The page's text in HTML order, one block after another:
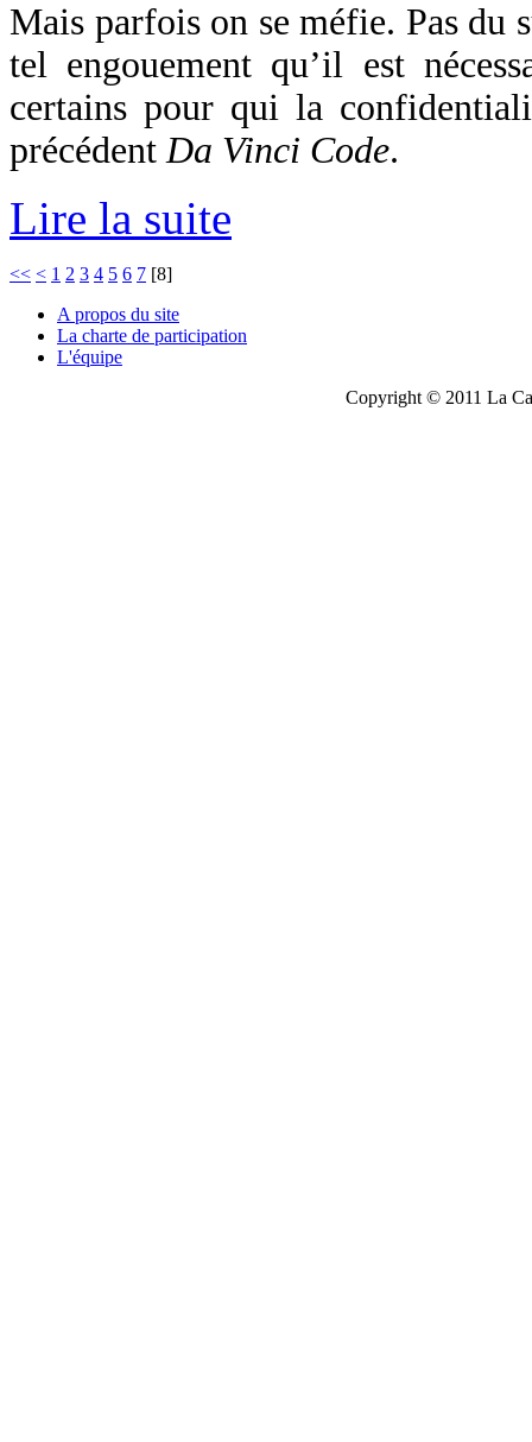
Mais parfois on se méfie. Pas du
tel engouement qu’il est
certains pour qui la
précédentDa Vinci Code.
Lire la suite
<< < 1 2 3 4 5 6 7 [8]
A propos du site
La charte de participation
L'équipe
Copyright © 2011 La